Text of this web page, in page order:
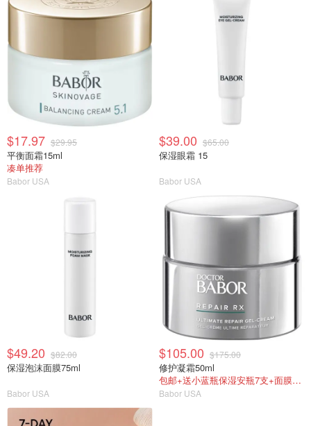
$17.97 $29.95
平衡面霜15ml
凑单推荐
Babor USA
$39.00 $65.00
保湿眼霜 15
Babor USA
$49.20 $82.00
保湿泡沫面膜75ml
Babor USA
$105.00 $175.00
修护凝霜50ml
包邮+送小蓝瓶保湿安瓶7支+面膜1片
Babor USA